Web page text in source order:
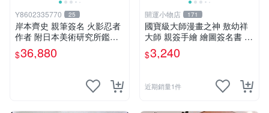
Y8602335770 25
岸本齊史 親筆簽名 火影忍者
作者 附日本美術研究所鑑定
證明書 卡卡西 培英 鳴人 非
佐助 GEM Tsume 曉
$36,880
開運小物店 171
國寶級大師漫畫之神 敖幼祥
大師 親簽手繪 繪圖簽名書 機
會難得敖大師一輩子繪圖創作
多年有一句老師最金典名言
$3,240
近期銷量1件